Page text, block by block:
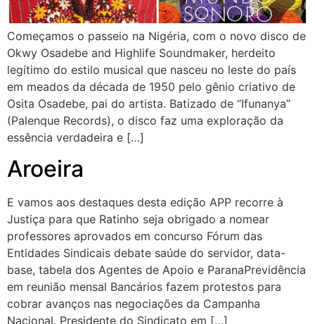
Começamos o passeio na Nigéria, com o novo disco de
Okwy Osadebe and Highlife Soundmaker, herdeito
legítimo do estilo musical que nasceu no leste do país
em meados da década de 1950 pelo gênio criativo de
Osita Osadebe, pai do artista. Batizado de “Ifunanya”
(Palenque Records), o disco faz uma exploração da
essência verdadeira e […]
Aroeira
E vamos aos destaques desta edição APP recorre à
Justiça para que Ratinho seja obrigado a nomear
professores aprovados em concurso Fórum das
Entidades Sindicais debate saúde do servidor, data-
base, tabela dos Agentes de Apoio e ParanaPrevidência
em reunião mensal Bancários fazem protestos para
cobrar avanços nas negociações da Campanha
Nacional. Presidente do Sindicato em […]